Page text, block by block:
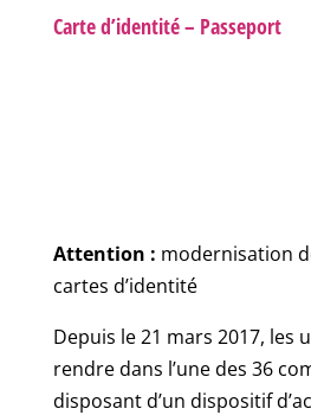
Carte d’identité – Passeport
Attention : modernisation
cartes d’identité
Depuis le 21 mars 2017, les
rendre dans l’une des 36
disposant d’un dispositif